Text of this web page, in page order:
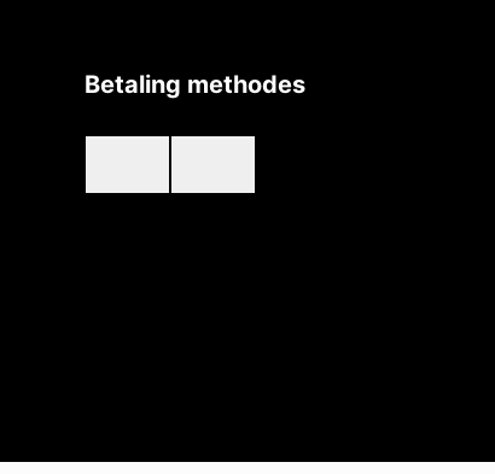
Betaling methodes